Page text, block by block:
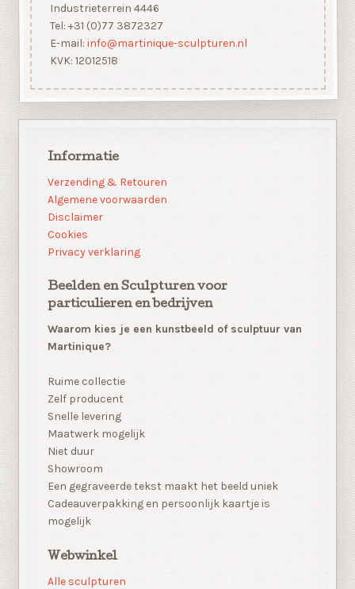
Industrieterrein 4446
Tel: +31 (0)77 3872327
E-mail: info@martinique-sculpturen.nl
KVK: 12012518
Informatie
Verzending & Retouren
Algemene voorwaarden
Disclaimer
Cookies
Privacy verklaring
Beelden en Sculpturen voor
particulieren en bedrijven
Waarom kies je een kunstbeeld of sculptuur van
Martinique?
Ruime collectie
Zelf producent
Snelle levering
Maatwerk mogelijk
Niet duur
Showroom
Een gegraveerde tekst maakt het beeld uniek
Cadeauverpakking en persoonlijk kaartje is
mogelijk
Webwinkel
Alle sculpturen